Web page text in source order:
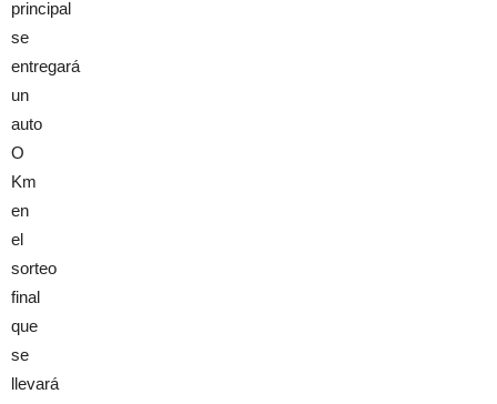
principal
se
entregará
un
auto
O
Km
en
el
sorteo
final
que
se
llevará